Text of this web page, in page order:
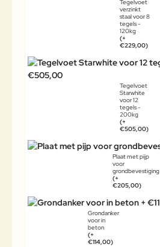
Tegelvoet
verzinkt
staal voor 8
tegels -
120kg
(+
€229,00)
Tegelvoet
Starwhite
voor 12
tegels -
200kg
(+
€505,00)
Plaat met pijp
voor
grondbevestiging
(+
€205,00)
Grondanker
voor in
beton
(+
€114,00)